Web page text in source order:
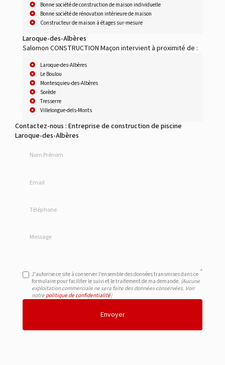
Bonne société de construction de maison individuelle
Bonne société de rénovation intérieure de maison
Constructeur de maison à étages sur-mesure
Laroque-des-Albères
Salomon CONSTRUCTION Maçon intervient à proximité de :
Laroque-des-Albères
Le Boulou
Montesquieu-des-Albères
Sorède
Tresserre
Villelongue-dels-Monts
Contactez-nous : Entreprise de construction de piscine
Laroque-des-Albères
J'autorise ce site à conserver l'ensemble des données transmises dans ce
formulaire pour faciliter le suivi et le traitement de ma demande. (Aucune
exploitation commerciale ne sera faite des données conservées. Voir
notre politique de confidentialité)